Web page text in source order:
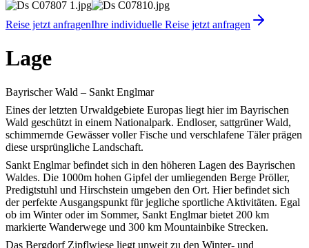
Reise jetzt anfragenIhre individuelle Reise jetzt anfragen
Lage
Bayrischer Wald – Sankt Englmar
Eines der letzten Urwaldgebiete Europas liegt hier im Bayrischen
Wald geschützt in einem Nationalpark. Endloser, sattgrüner Wald,
schimmernde Gewässer voller Fische und verschlafene Täler prägen
diese ursprüngliche Landschaft.
Sankt Englmar befindet sich in den höheren Lagen des Bayrischen
Waldes. Die 1000m hohen Gipfel der umliegenden Berge Pröller,
Predigtstuhl und Hirschstein umgeben den Ort. Hier befindet sich
der perfekte Ausgangspunkt für jegliche sportliche Aktivitäten. Egal
ob im Winter oder im Sommer, Sankt Englmar bietet 200 km
markierte Wanderwege und 300 km Mountainbike Strecken.
Das Bergdorf Zipflwiese liegt unweit zu den Winter- und